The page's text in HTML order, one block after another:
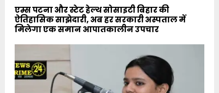
एम्स पटना और स्टेट हेल्थ सोसाइटी बिहार की
ऐतिहासिक साझेदारी, अब हर सरकारी अस्पताल में
मिलेगा एक समान आपातकालीन उपचार